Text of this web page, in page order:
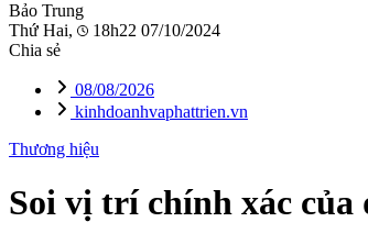
Bảo Trung
Thứ Hai,
18h22 07/10/2024
Chia sẻ
08/08/2026
kinhdoanhvaphattrien.vn
Thương hiệu
Soi vị trí chính xác